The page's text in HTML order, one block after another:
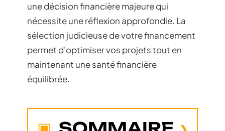
une décision financière majeure qui
nécessite une réflexion approfondie. La
sélection judicieuse de votre financement
permet d'optimiser vos projets tout en
maintenant une santé financière
équilibrée.